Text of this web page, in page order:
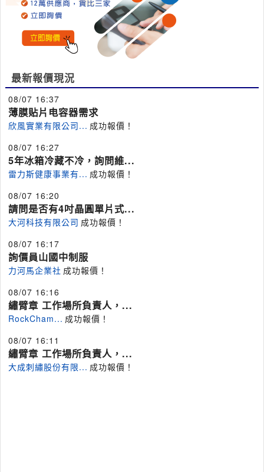
最新報價現況
08/07 16:37
薄膜贴片电容器需求
欣風實業有限公司... 成功報價！
08/07 16:27
5年冰箱冷藏不冷，詢問維...
雷力斯健康事業有... 成功報價！
08/07 16:20
請問是否有4吋晶圓單片式...
大河科技有限公司 成功報價！
08/07 16:17
詢價員山國中制服
力河馬企業社 成功報價！
08/07 16:16
繡臂章 工作場所負責人，...
RockCham... 成功報價！
08/07 16:11
繡臂章 工作場所負責人，...
大成刺繡股份有限... 成功報價！